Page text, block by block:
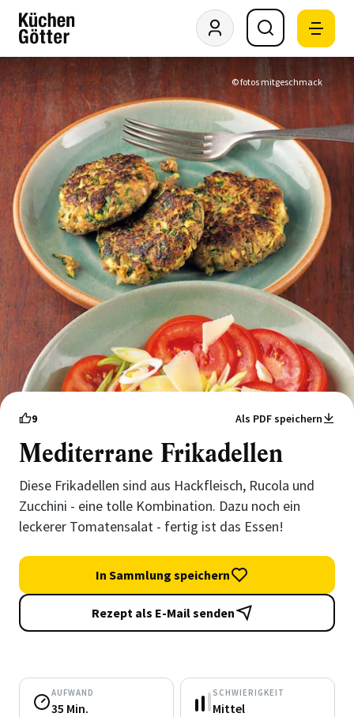
© fotos mitgeschmack
9 Als PDF speichern
Mediterrane Frikadellen
Diese Frikadellen sind aus Hackfleisch, Rucola und
Zucchini - eine tolle Kombination. Dazu noch ein
leckerer Tomatensalat - fertig ist das Essen!
In Sammlung speichern
Rezept als E-Mail senden
AUFWAND
35 Min.
SCHWIERIGKEIT
Mittel